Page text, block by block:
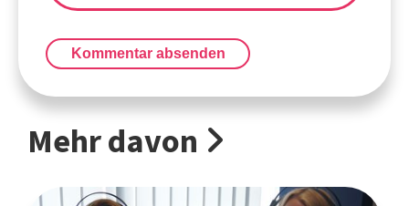
Kommentar absenden
Mehr davon